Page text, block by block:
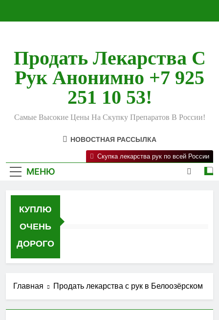
Продать Лекарства С
Рук Анонимно +7 925
251 10 53!
Самые Высокие Цены На Скупку Препаратов В России!
НОВОСТНАЯ РАССЫЛКА
МЕНЮ
Скупка лекарства рук по всей России
КУПЛЮ
ОЧЕНЬ
ДОРОГО
Главная Продать лекарства с рук в Белоозёрском